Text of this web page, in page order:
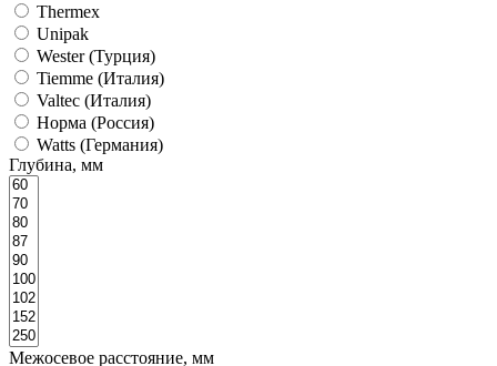
Thermex
Unipak
Wester (Турция)
Tiemme (Италия)
Valtec (Италия)
Норма (Россия)
Watts (Германия)
Глубина, мм
Межосевое расстояние, мм